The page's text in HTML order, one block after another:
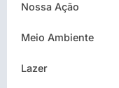
Nossa Ação
Meio Ambiente
Lazer